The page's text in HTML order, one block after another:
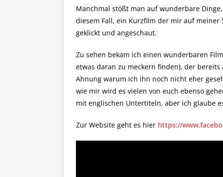
Manchmal stößt man auf wunderbare
diesem Fall, ein Kurzfilm der mir auf
geklickt und angeschaut.
Zu sehen bekam ich einen wunderbaren
etwas daran zu meckern finden), der
Ahnung warum ich ihn noch nicht eher
wie mir wird es vielen von euch ebenso
mit englischen Untertiteln, aber ich glaube
Zur Website geht es hier https://